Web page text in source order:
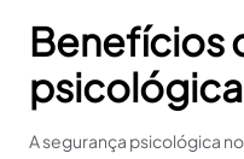
Benefícios
psicológica
A segurança psicológica